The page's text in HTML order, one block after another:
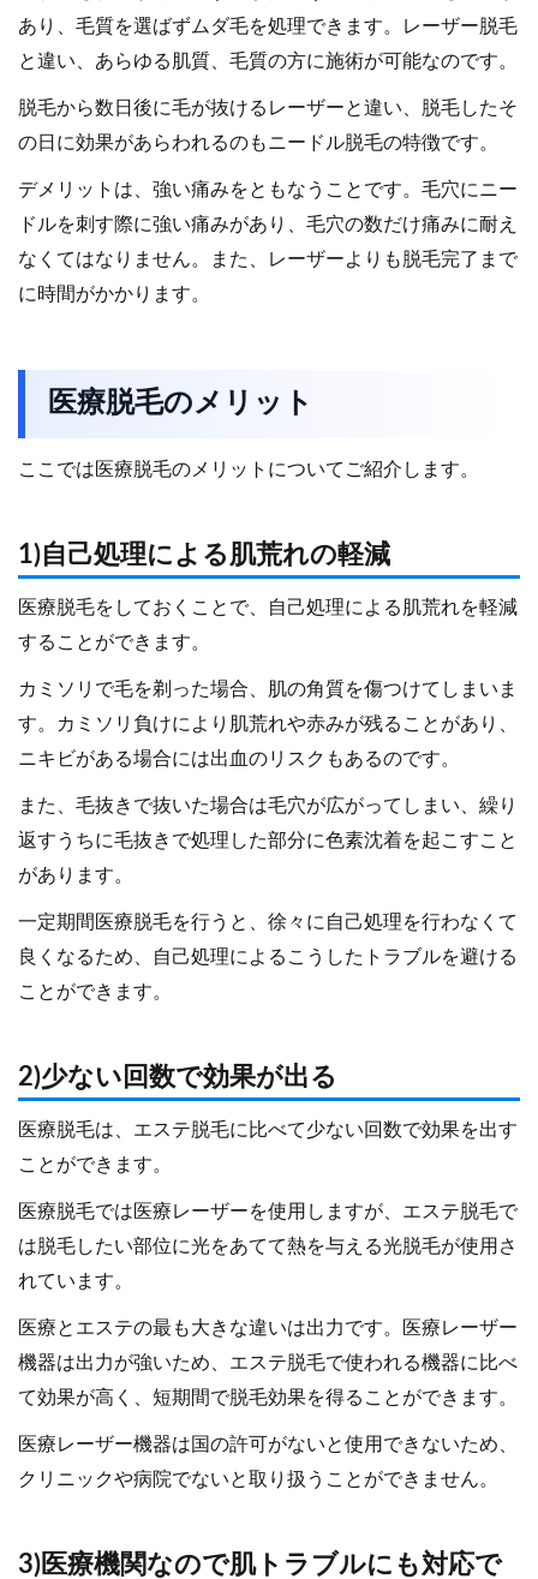
あり、毛質を選ばずムダ毛を処理できます。レーザー脱毛
と違い、あらゆる肌質、毛質の方に施術が可能なのです。
脱毛から数日後に毛が抜けるレーザーと違い、脱毛したそ
の日に効果があらわれるのもニードル脱毛の特徴です。
デメリットは、強い痛みをともなうことです。毛穴にニー
ドルを刺す際に強い痛みがあり、毛穴の数だけ痛みに耐え
なくてはなりません。また、レーザーよりも脱毛完了まで
に時間がかかります。
医療脱毛のメリット
ここでは医療脱毛のメリットについてご紹介します。
1)自己処理による肌荒れの軽減
医療脱毛をしておくことで、自己処理による肌荒れを軽減
することができます。
カミソリで毛を剃った場合、肌の角質を傷つけてしまいま
す。カミソリ負けにより肌荒れや赤みが残ることがあり、
ニキビがある場合には出血のリスクもあるのです。
また、毛抜きで抜いた場合は毛穴が広がってしまい、繰り
返すうちに毛抜きで処理した部分に色素沈着を起こすこと
があります。
一定期間医療脱毛を行うと、徐々に自己処理を行わなくて
良くなるため、自己処理によるこうしたトラブルを避ける
ことができます。
2)少ない回数で効果が出る
医療脱毛は、エステ脱毛に比べて少ない回数で効果を出す
ことができます。
医療脱毛では医療レーザーを使用しますが、エステ脱毛で
は脱毛したい部位に光をあてて熱を与える光脱毛が使用さ
れています。
医療とエステの最も大きな違いは出力です。医療レーザー
機器は出力が強いため、エステ脱毛で使われる機器に比べ
て効果が高く、短期間で脱毛効果を得ることができます。
医療レーザー機器は国の許可がないと使用できないため、
クリニックや病院でないと取り扱うことができません。
3)医療機関なので肌トラブルにも対応で